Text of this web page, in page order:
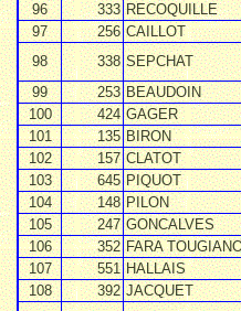
96
333 RECOQUILLE
97
256 CAILLOT
98
338 SEPCHAT
99
253 BEAUDOIN
100
424 GAGER
101
135 BIRON
102
157 CLATOT
103
645 PIQUOT
104
148 PILON
105
247 GONCALVES
106
352 FARA
107
551 HALLAIS
108
392 JACQUET